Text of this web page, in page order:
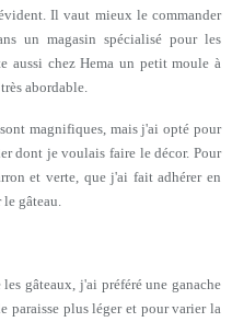
Il vaut mieux le commander
un magasin spécialisé pour les
aussi chez Hema un petit moule à
abordable.
magnifiques, mais j'ai opté pour
dont je voulais faire le décor. Pour
et verte, que j'ai fait adhérer en
gâteau.
gâteaux, j'ai préféré une ganache
paraisse plus léger et pour varier la